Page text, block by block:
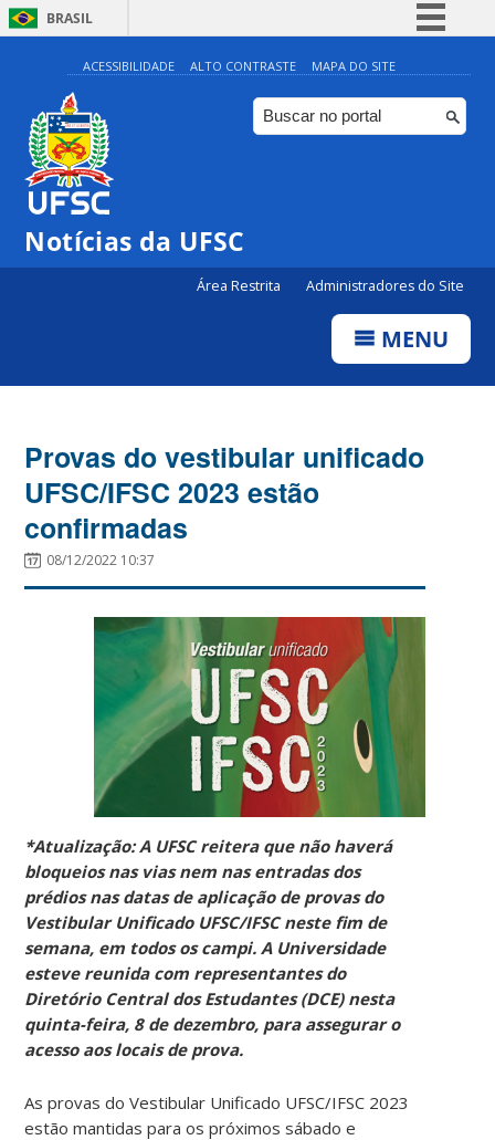
BRASIL
Simplifique!
Comunica BR
Participe
ACESSIBILIDADE ALTO CONTRASTE MAPA DO SITE
Notícias da UFSC
Área Restrita Administradores do Site
MENU
Provas do vestibular unificado
UFSC/IFSC 2023 estão
confirmadas
08/12/2022 10:37
*Atualização: A UFSC reitera que não haverá
bloqueios nas vias nem nas entradas dos
prédios nas datas de aplicação de provas do
Vestibular Unificado UFSC/IFSC neste fim de
semana, em todos os campi. A Universidade
esteve reunida com representantes do
Diretório Central dos Estudantes (DCE) nesta
quinta-feira, 8 de dezembro, para assegurar o
acesso aos locais de prova.
As provas do Vestibular Unificado UFSC/IFSC 2023
estão mantidas para os próximos sábado e